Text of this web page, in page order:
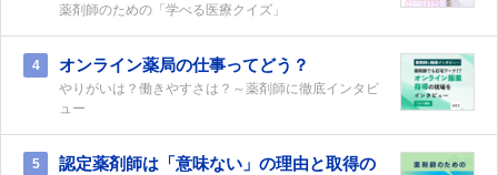
薬剤師のための「学べる医療クイズ」
4 オンライン薬局の仕事ってどう？
やりがいは？働きやすさは？～薬剤師に徹底インタビ
ュー
5
認定薬剤師は「意味ない」の理由と取得の